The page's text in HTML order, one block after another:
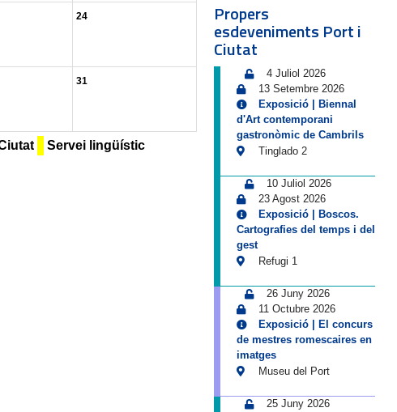
24
31
Servei lingüístic
Propers
esdeveniments Port i
Ciutat
4 Juliol 2026
13 Setembre 2026
Exposició | Biennal
d'Art contemporani
gastronòmic de Cambrils
Tinglado 2
10 Juliol 2026
23 Agost 2026
Exposició | Boscos.
Cartografies del temps i del
gest
Refugi 1
26 Juny 2026
11 Octubre 2026
Exposició | El concurs
de mestres romescaires en
imatges
Museu del Port
25 Juny 2026